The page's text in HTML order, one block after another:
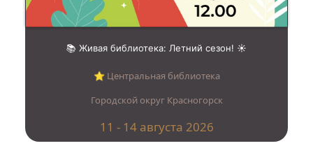
📚 Живая библиотека: Летний сезон! ☀️
⭐︎ Центральная библиотека
Городской округ Красногорск
11 - 14 августа 2026